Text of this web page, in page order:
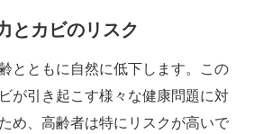
とカビのリスク
とともに自然に低下します。この
が引き起こす様々な健康問題に対
め、高齢者は特にリスクが高いで